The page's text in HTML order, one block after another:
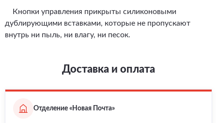
Кнопки управления прикрыты силиконовыми
дублирующими вставками, которые не пропускают
внутрь ни пыль, ни влагу, ни песок.
Доставка и оплата
Отделение «Новая Почта»